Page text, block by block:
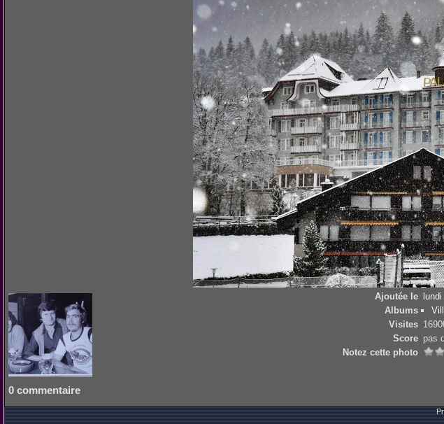
Ajoutée le
Albums
Visites
Score pas
Notez cette photo
0 commentaire